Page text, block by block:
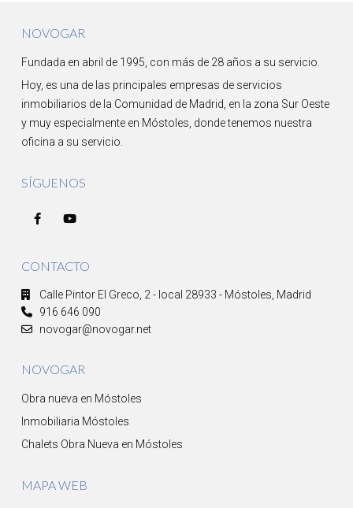
NOVOGAR
Fundada en abril de 1995, con más de 28 años a su servicio.
Hoy, es una de las principales empresas de servicios
inmobiliarios de la Comunidad de Madrid, en la zona Sur Oeste
y muy especialmente en Móstoles, donde tenemos nuestra
oficina a su servicio.
SÍGUENOS
CONTACTO
Calle Pintor El Greco, 2 - local 28933 - Móstoles, Madrid
916 646 090
novogar@novogar.net
NOVOGAR
Obra nueva en Móstoles
Inmobiliaria Móstoles
Chalets Obra Nueva en Móstoles
MAPA WEB